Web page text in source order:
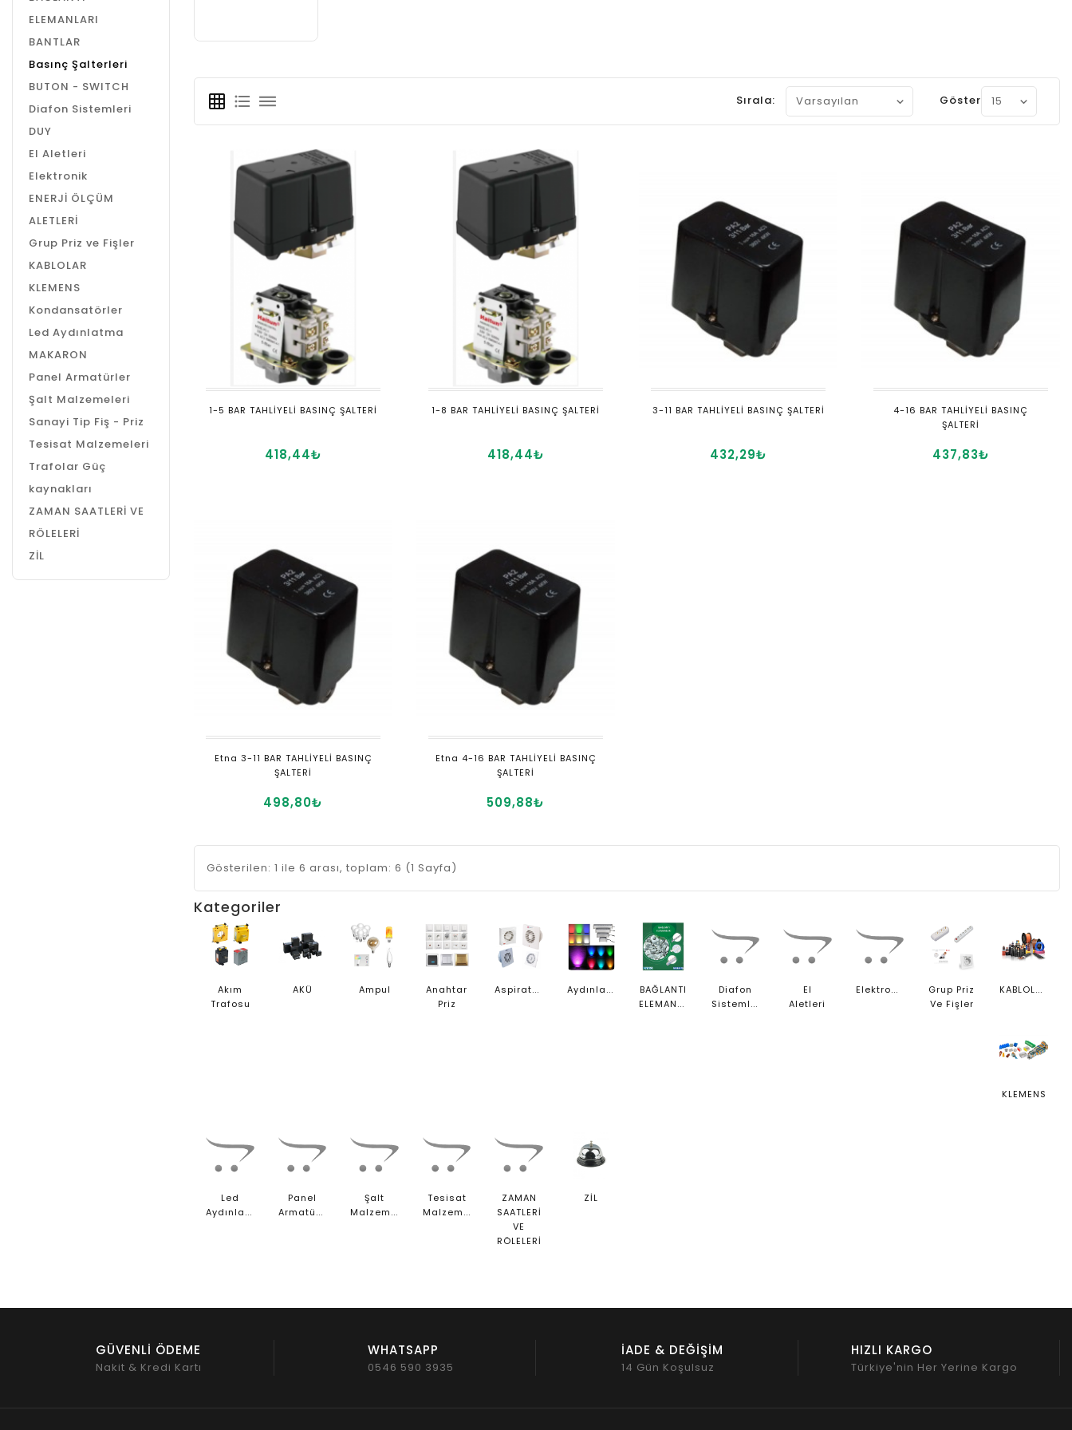
ELEMANLARI
BANTLAR
Basınç Şalterleri
BUTON - SWITCH
Diafon Sistemleri
DUY
El Aletleri
Elektronik
ENERJİ ÖLÇÜM
ALETLERİ
Grup Priz ve Fişler
KABLOLAR
KLEMENS
Kondansatörler
Led Aydınlatma
MAKARON
Panel Armatürler
Şalt Malzemeleri
Sanayi Tip Fiş - Priz
Tesisat Malzemeleri
Trafolar Güç
kaynakları
ZAMAN SAATLERİ VE
RÖLELERİ
ZİL
grid_on format_list_bulleted dehaze Göster:
Sırala:
1-5 BAR TAHLİYELİ BASINÇ ŞALTERİ
418,44₺
1-8 BAR TAHLİYELİ BASINÇ ŞALTERİ
418,44₺
3-11 BAR TAHLİYELİ BASINÇ ŞALTERİ
432,29₺
4-16 BAR TAHLİYELİ BASINÇ
ŞALTERİ
437,83₺
Etna 3-11 BAR TAHLİYELİ BASINÇ
ŞALTERİ
498,80₺
Etna 4-16 BAR TAHLİYELİ BASINÇ
ŞALTERİ
509,88₺
Gösterilen: 1 ile 6 arası, toplam: 6 (1 Sayfa)
Kategoriler
Akım
Trafosu
AKÜ Ampul
Anahtar
Priz
Aspiratörler Aydınlatma BAĞLANTI
ELEMANLARI
Diafon
Sistemleri
El
Aletleri
Elektronik
Grup Priz
Ve Fişler
KABLOLAR
KLEMENS
Led
Aydınlatma
Panel
Armatürler
Şalt
Malzemeleri
Tesisat
Malzemeleri
ZAMAN
SAATLERİ
VE
RÖLELERİ
ZİL
GÜVENLİ ÖDEME
Nakit & Kredi Kartı
WHATSAPP
0546 590 3935
İADE & DEĞİŞİM
14 Gün Koşulsuz
HIZLI KARGO
Türkiye'nin Her Yerine Kargo